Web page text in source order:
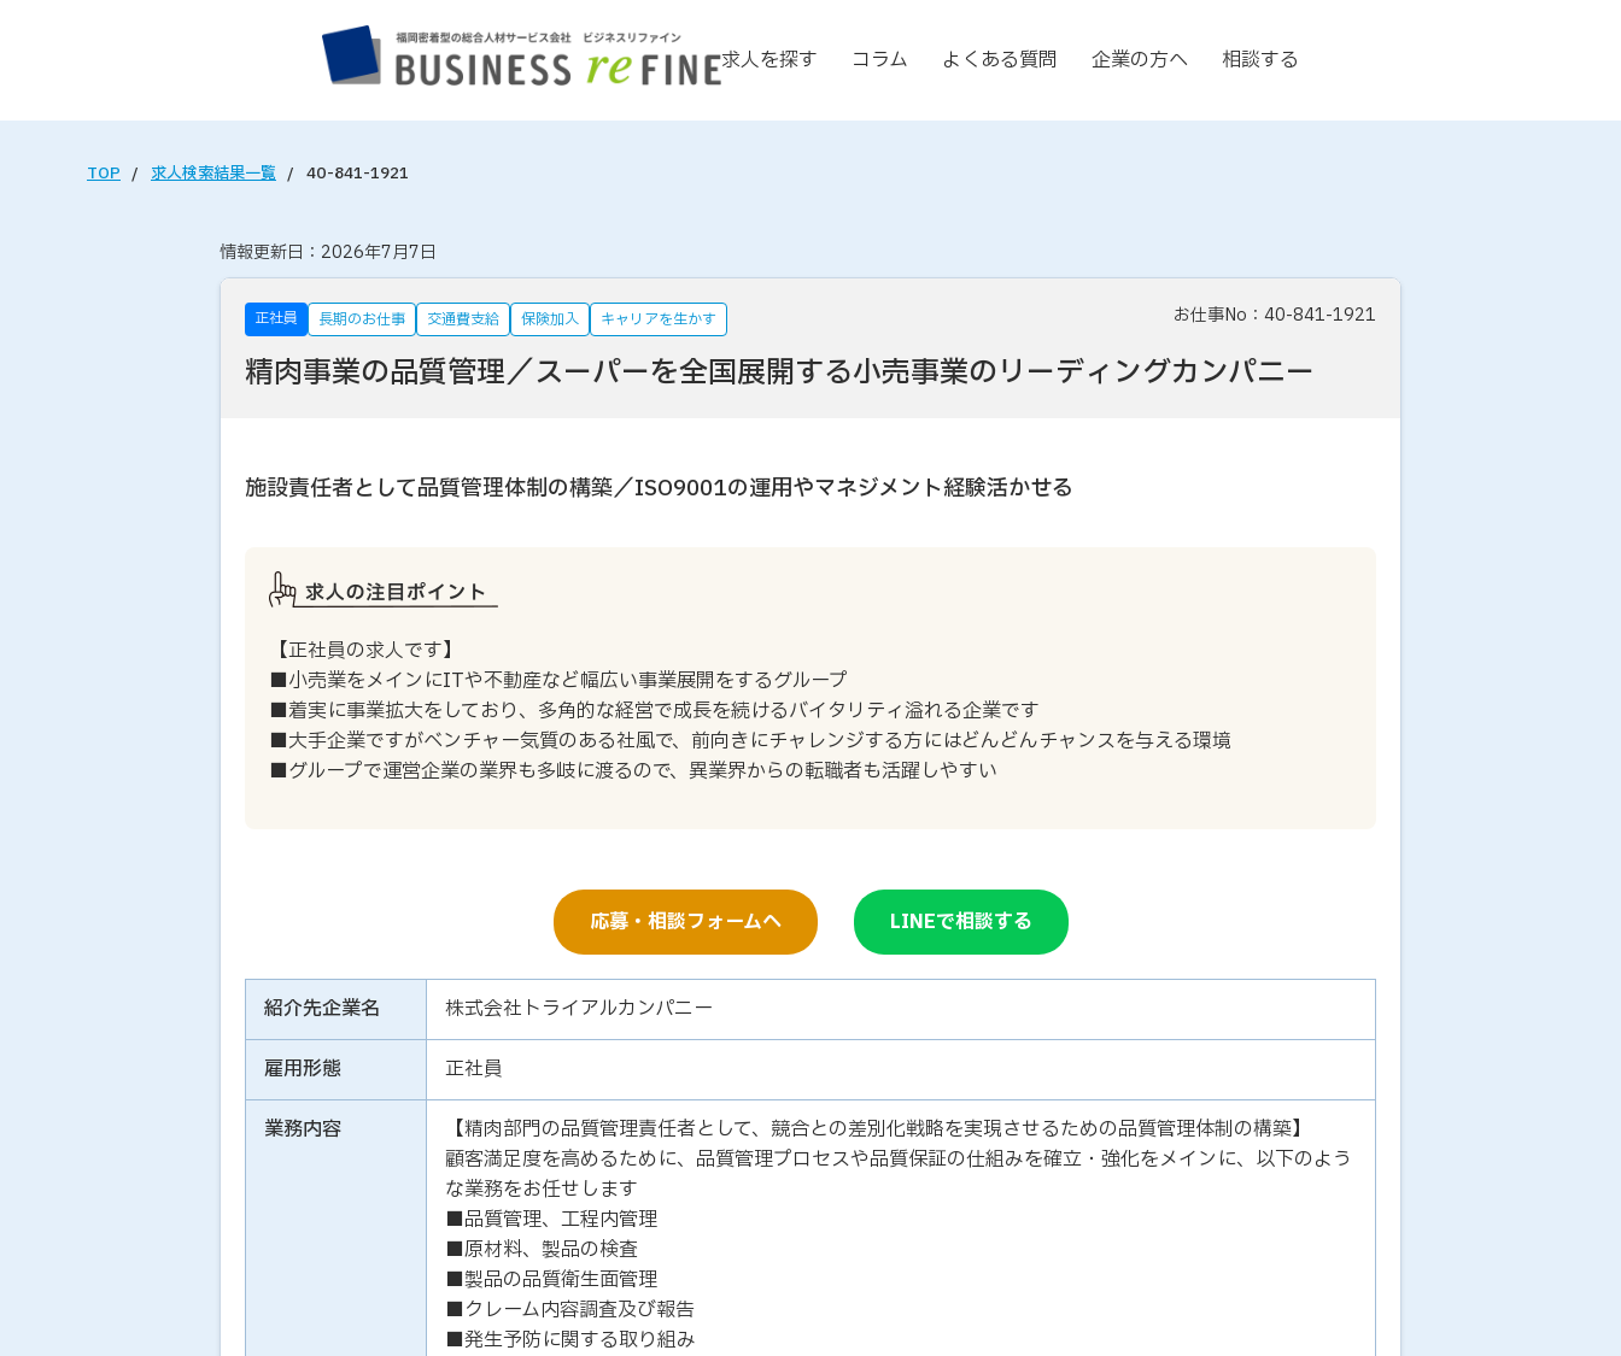
求人を探す コラム よくある質問 企業の方へ 相談する
TOP 求人検索結果一覧 40-841-1921
情報更新日：2026年7月7日
正社員 長期のお仕事 交通費支給 保険加入 キャリアを生かす お仕事No：40-841-1921
精肉事業の品質管理／スーパーを全国展開する小売事業のリーディングカンパニー
施設責任者として品質管理体制の構築／ISO9001の運用やマネジメント経験活かせる
【正社員の求人です】
■小売業をメインにITや不動産など幅広い事業展開をするグループ
■着実に事業拡大をしており、多角的な経営で成長を続けるバイタリティ溢れる企業です
■大手企業ですがベンチャー気質のある社風で、前向きにチャレンジする方にはどんどんチャンスを与える環境
■グループで運営企業の業界も多岐に渡るので、異業界からの転職者も活躍しやすい
応募・相談フォームへ LINEで相談する
紹介先企業名 株式会社トライアルカンパニー
雇用形態 正社員
業務内容
【精肉部門の品質管理責任者として、競合との差別化戦略を実現させるための品質管理体制の構築】
顧客満足度を高めるために、品質管理プロセスや品質保証の仕組みを確立・強化をメインに、以下のよう
な業務をお任せします
■品質管理、工程内管理
■原材料、製品の検査
■製品の品質衛生面管理
■クレーム内容調査及び報告
■発生予防に関する取り組み